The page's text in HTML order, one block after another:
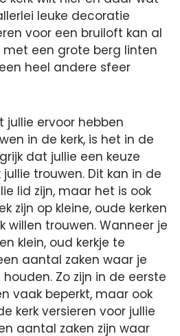
leuke decoratie
voor een bruiloft kan al
met een grote berg linten
heel andere sfeer
ervoor hebben
in de kerk, is het in de
dat jullie een keuze
trouwen. Dit kan in de
lid zijn, maar het is ook
zijn op kleine, oude kerken
willen trouwen. Wanneer je
klein, oud kerkje te
aantal zaken waar je
Zo zijn in de eerste
vaak beperkt, maar ook
kerk versieren voor jullie
aantal zaken zijn waar